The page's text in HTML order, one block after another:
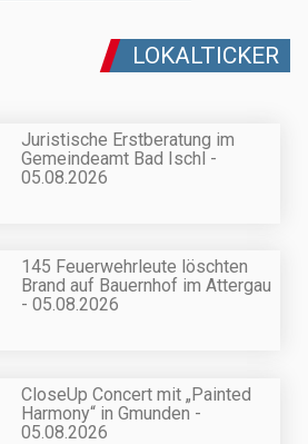
LOKALTICKER
Juristische Erstberatung im
Gemeindeamt Bad Ischl -
05.08.2026
145 Feuerwehrleute löschten
Brand auf Bauernhof im Attergau
- 05.08.2026
CloseUp Concert mit „Painted
Harmony“ in Gmunden -
05.08.2026